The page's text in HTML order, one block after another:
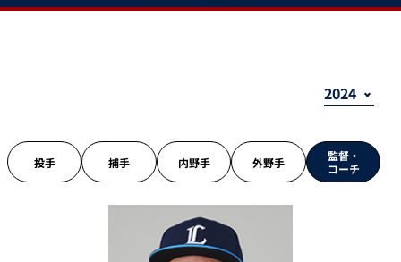
投手 捕手 内野手 外野手
監督・
コーチ